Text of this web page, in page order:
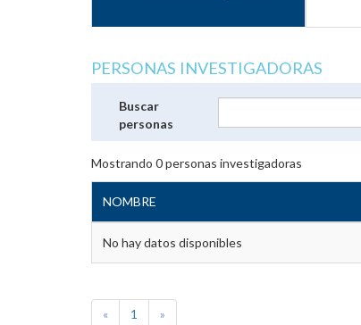
PERSONAS INVESTIGADORAS
Buscar
personas
Mostrando 0personas investigadoras
NOMBRE
No hay datos disponibles
« 1 »